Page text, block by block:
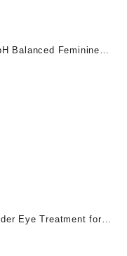
Balanced Feminine
Eye Treatment for
& Fine Lines)/
- Glowganic